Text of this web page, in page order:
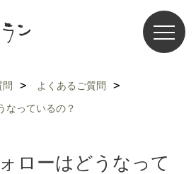
問
よくあるご質問
なっているの？
ローはどうなって